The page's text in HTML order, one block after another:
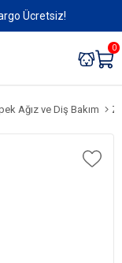
Ücretsiz!
0
Ağız ve Diş Bakım